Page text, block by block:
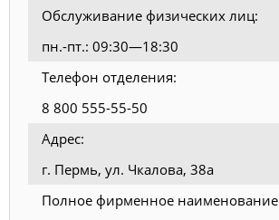
Обслуживание физических лиц:
пн.-пт.: 09:30—18:30
Телефон отделения:
8 800 555-55-50
Адрес:
г. Пермь, ул. Чкалова, 38а
Полное фирменное наименование